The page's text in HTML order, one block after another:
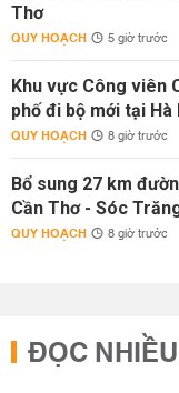
Thơ
QUY HOẠCH 5 giờ trước
Khu vực Công viên
phố đi bộ mới tại Hà
QUY HOẠCH 8 giờ trước
Bổ sung 27 km
Cần Thơ - Sóc
QUY HOẠCH 8 giờ trước
ĐỌC